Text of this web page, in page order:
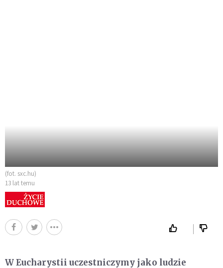
(fot. sxc.hu)
13 lat temu
W Eucharystii uczestniczymy jako ludzie